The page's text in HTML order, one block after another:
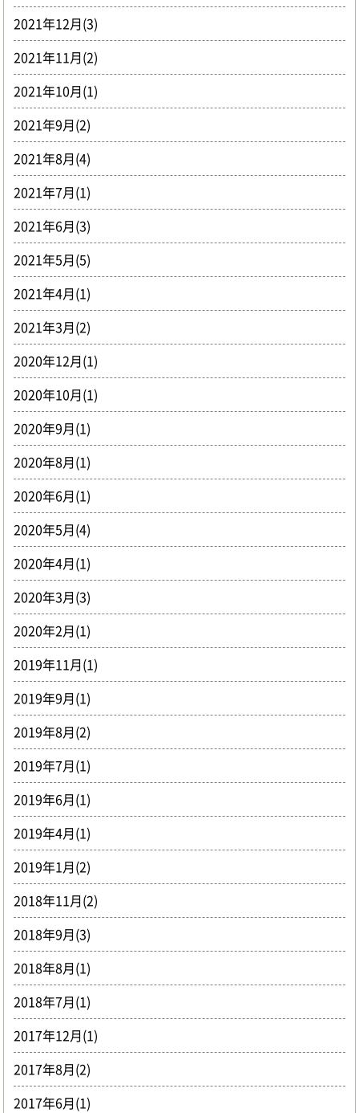
2021年12月(3)
2021年11月(2)
2021年10月(1)
2021年9月(2)
2021年8月(4)
2021年7月(1)
2021年6月(3)
2021年5月(5)
2021年4月(1)
2021年3月(2)
2020年12月(1)
2020年10月(1)
2020年9月(1)
2020年8月(1)
2020年6月(1)
2020年5月(4)
2020年4月(1)
2020年3月(3)
2020年2月(1)
2019年11月(1)
2019年9月(1)
2019年8月(2)
2019年7月(1)
2019年6月(1)
2019年4月(1)
2019年1月(2)
2018年11月(2)
2018年9月(3)
2018年8月(1)
2018年7月(1)
2017年12月(1)
2017年8月(2)
2017年6月(1)